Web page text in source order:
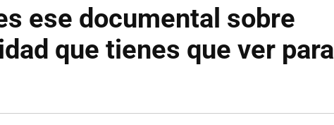
ese documental sobre
que tienes que ver para